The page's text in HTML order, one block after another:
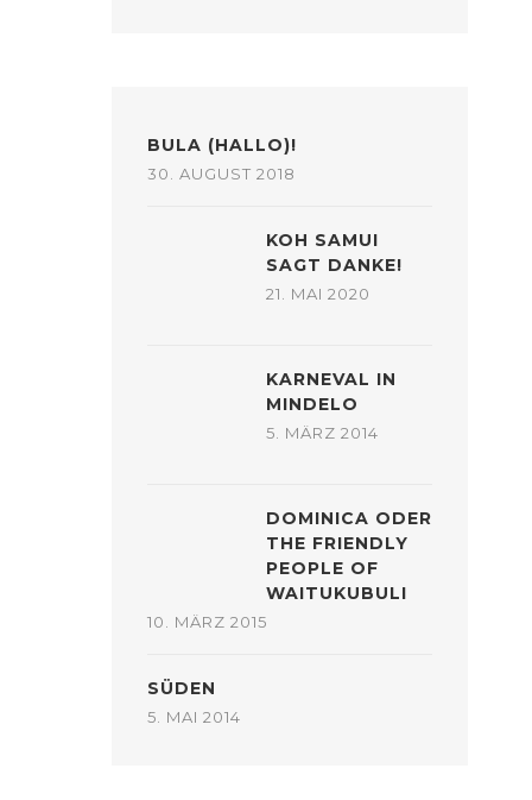
BULA (HALLO)!
30. AUGUST 2018
KOH SAMUI
SAGT DANKE!
21. MAI 2020
KARNEVAL IN
MINDELO
5. MÄRZ 2014
DOMINICA ODER
THE FRIENDLY
PEOPLE OF
WAITUKUBULI
10. MÄRZ 2015
SÜDEN
5. MAI 2014